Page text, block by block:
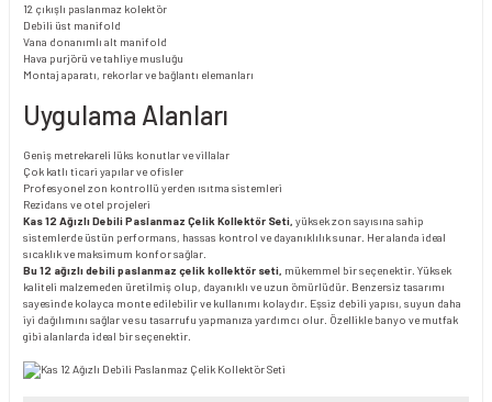
12 çıkışlı paslanmaz kolektör
Debili üst manifold
Vana donanımlı alt manifold
Hava purjörü ve tahliye musluğu
Montaj aparatı, rekorlar ve bağlantı elemanları
Uygulama Alanları
Geniş metrekareli lüks konutlar ve villalar
Çok katlı ticari yapılar ve ofisler
Profesyonel zon kontrollü yerden ısıtma sistemleri
Rezidans ve otel projeleri
Kas 12 Ağızlı Debili Paslanmaz Çelik Kollektör Seti, yüksek zon sayısına sahip
sistemlerde üstün performans, hassas kontrol ve dayanıklılık sunar. Her alanda ideal
sıcaklık ve maksimum konfor sağlar.
Bu 12 ağızlı debili paslanmaz çelik kollektör seti, mükemmel bir seçenektir. Yüksek
kaliteli malzemeden üretilmiş olup, dayanıklı ve uzun ömürlüdür. Benzersiz tasarımı
sayesinde kolayca monte edilebilir ve kullanımı kolaydır. Eşsiz debili yapısı, suyun daha
iyi dağılımını sağlar ve su tasarrufu yapmanıza yardımcı olur. Özellikle banyo ve mutfak
gibi alanlarda ideal bir seçenektir.